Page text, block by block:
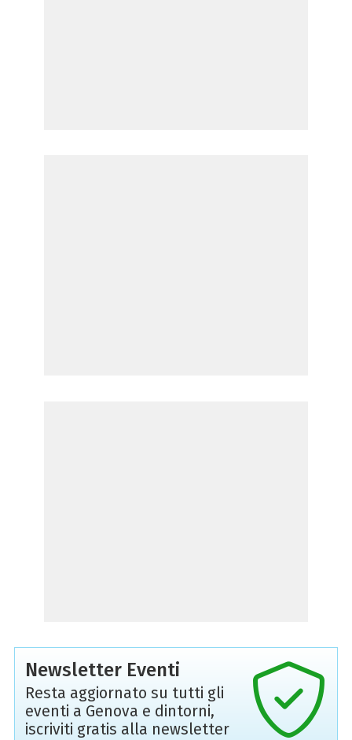
Newsletter Eventi
Resta aggiornato su tutti gli
eventi a Genova e dintorni,
iscriviti gratis alla newsletter